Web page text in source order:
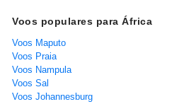
Voos populares para África
Voos Maputo
Voos Praia
Voos Nampula
Voos Sal
Voos Johannesburg